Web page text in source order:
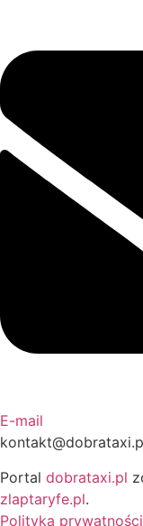
E-mail
Portal dobrataxi.pl
zlaptaryfe.pl.
Polityka prywatności